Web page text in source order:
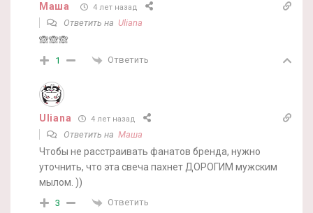
Маша 4 лет назад
Ответить на Uliana
🙈🙈🙈
1 Ответить
Uliana 4 лет назад
Ответить на Маша
Чтобы не расстраивать фанатов бренда, нужно
уточнить, что эта свеча пахнет ДОРОГИМ мужским
мылом. ))
3 Ответить